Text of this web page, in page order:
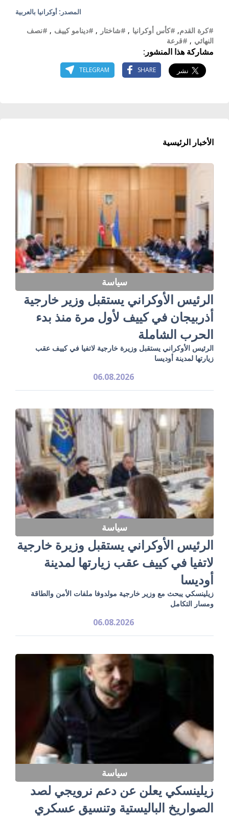
المصدر: أوكرانيا بالعربية
#كرة القدم, #كأس أوكرانيا , #شاختار , #دينامو كييف , #نصف
النهائي , #قرعة
مشاركة هذا المنشور:
SHARE
TELEGRAM
الأخبار الرئيسية
سياسة
الرئيس الأوكراني يستقبل وزير خارجية
أذربيجان في كييف لأول مرة منذ بدء
الحرب الشاملة
الرئيس الأوكراني يستقبل وزيرة خارجية لاتفيا في كييف عقب
زيارتها لمدينة أوديسا
06.08.2026
سياسة
الرئيس الأوكراني يستقبل وزيرة خارجية
لاتفيا في كييف عقب زيارتها لمدينة
أوديسا
زيلينسكي يبحث مع وزير خارجية مولدوفا ملفات الأمن والطاقة
ومسار التكامل
06.08.2026
سياسة
زيلينسكي يعلن عن دعم نرويجي لصد
الصواريخ الباليستية وتنسيق عسكري